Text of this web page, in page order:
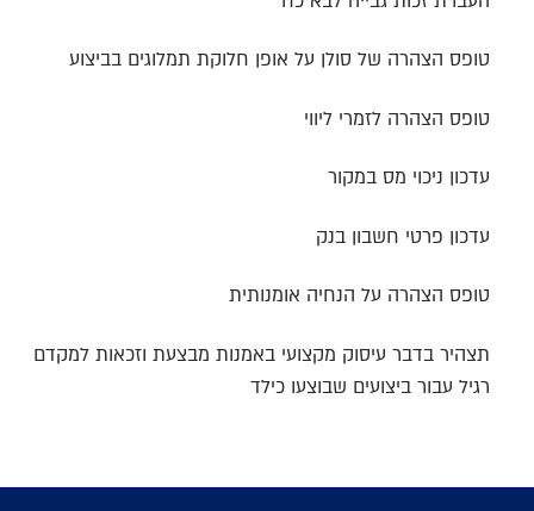
טופס הצהרה של סולן על אופן חלוקת תמלוגים בביצוע
טופס הצהרה לזמרי ליווי
עדכון ניכוי מס במקור
עדכון פרטי חשבון בנק
טופס הצהרה על הנחיה אומנותית
תצהיר בדבר עיסוק מקצועי באמנות מבצעת וזכאות למקדם
רגיל עבור ביצועים שבוצעו כילד